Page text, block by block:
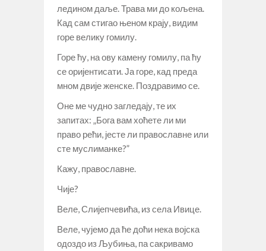
ледином даље. Трава ми до кољена.
Кад сам стигао њеном крају, видим
горе велику гомилу.
Горе ћу, на ову камену гомилу, па ћу
се оријентисати. Ја горе, кад преда
мном двије женске. Поздравимо се.
Оне ме чудно загледају, те их
запитах: „Бога вам хоћете ли ми
право рећи, јесте ли православне или
сте муслиманке?”
Кажу, православне.
Чије?
Веле, Слијепчевића, из села Ивице.
Веле, чујемо да ће доћи нека војска
одоздо из Љубиња, па сакривамо